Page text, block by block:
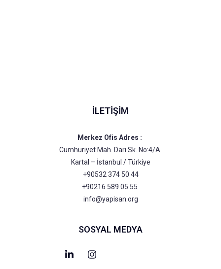
İLETIŞIM
Merkez Ofis Adres :
Cumhuriyet Mah. Darı Sk. No:4/A
Kartal – İstanbul / Türkiye
+90532 374 50 44
+90216 589 05 55
info@yapisan.org
SOSYAL MEDYA